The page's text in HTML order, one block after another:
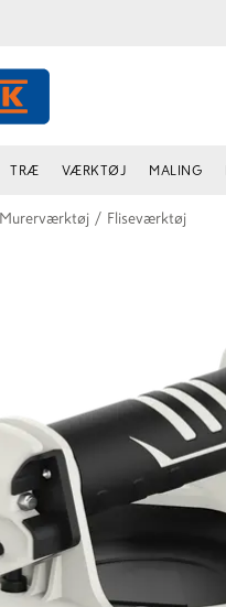
TRÆ VÆRKTØJ MALING
Murerværktøj / Fliseværktøj